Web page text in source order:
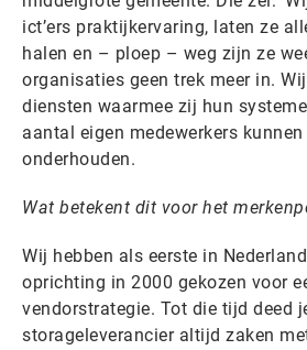
ict’ers praktijkervaring, laten ze
halen en – ploep – weg zijn ze
organisaties geen trek meer in.
diensten waarmee zij hun
aantal eigen medewerkers kunnen
onderhouden.
Wat betekent dit voor het
Wij hebben als eerste in
oprichting in 2000 gekozen voor
vendorstrategie. Tot die tijd deed
storageleverancier altijd zaken